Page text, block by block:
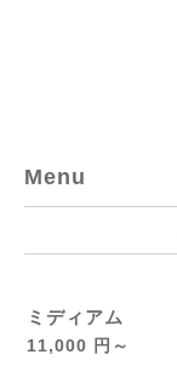
Menu
ミディアム
11,000 円～